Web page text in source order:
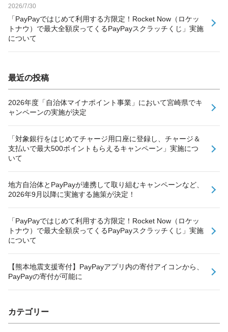
2026/7/30
「PayPayではじめて利用する方限定！Rocket Now（ロケッ
トナウ）で最大全額戻ってくるPayPayスクラッチくじ」実施
について
最近の投稿
2026年度「自治体マイナポイント事業」において宮崎県でキ
ャンペーンの実施が決定
「対象銀行をはじめてチャージ用口座に登録し、チャージ＆
支払いで最大500ポイントもらえるキャンペーン」実施につ
いて
地方自治体とPayPayが連携して取り組むキャンペーンなど、
2026年9月以降に実施する施策が決定！
「PayPayではじめて利用する方限定！Rocket Now（ロケッ
トナウ）で最大全額戻ってくるPayPayスクラッチくじ」実施
について
【熊本地震支援寄付】PayPayアプリ内の寄付アイコンから、
PayPayの寄付が可能に
カテゴリー